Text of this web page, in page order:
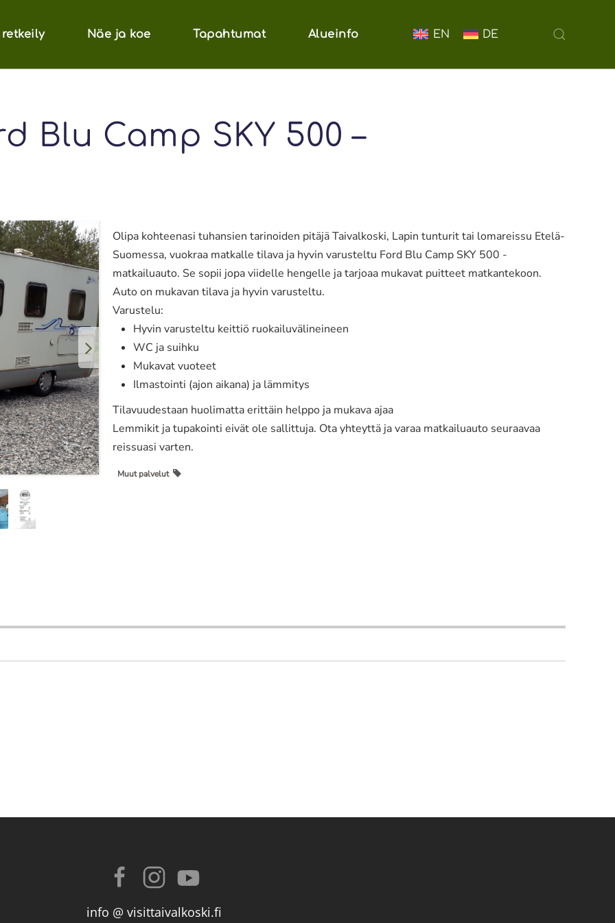
Näe ja koe Tapahtumat Alueinfo EN DE
Blu Camp SKY 500 –
Olipa kohteenasi tuhansien tarinoiden pitäjä Taivalkoski, Lapin tunturit tai lomareissu Etelä-
Suomessa, vuokraa matkalle tilava ja hyvin varusteltu Ford Blu Camp SKY 500 -
matkailuauto. Se sopii jopa viidelle hengelle ja tarjoaa mukavat puitteet matkantekoon.
Auto on mukavan tilava ja hyvin varusteltu.
Varustelu:
Hyvin varusteltu keittiö ruokailuvälineineen
WC ja suihku
Mukavat vuoteet
Ilmastointi (ajon aikana) ja lämmitys
Tilavuudestaan huolimatta erittäin helppo ja mukava ajaa
Lemmikit ja tupakointi eivät ole sallittuja. Ota yhteyttä ja varaa matkailuauto seuraavaa
reissuasi varten.
Muut palvelut
info @ visittaivalkoski.fi